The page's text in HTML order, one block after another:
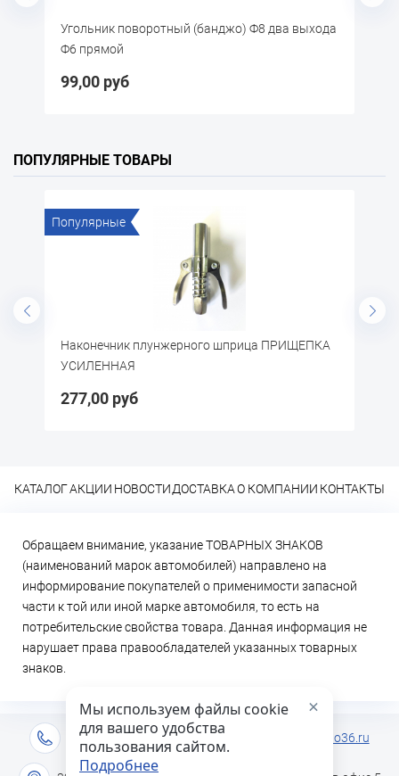
(банджо) Ф8 два выхода
Тройник РВД М20хМ20хМ20 с
ПОПУЛЯРНЫЕ ТОВАРЫ
плунжерного шприца ПРИЩЕПКА
Щётка по металлу
КАТАЛОГАКЦИИ НОВОСТИДОСТАВКА О КОМПАНИИ КОНТАКТЫ
Обращаем внимание, указание ТОВАРНЫХ ЗНАКОВ
(наименований марок автомобилей) направлено на
информирование покупателей о применимости запасной
части к той или иной марке автомобиля, то есть на
потребительские свойства товара. Данная информация не
нарушает права правообладателей указанных товарных
знаков.
+7 (473) 2-333-717 info@lideravto36.ru
Мы используем файлы cookie
для вашего удобства
пользования сайтом.
Подробнее
×